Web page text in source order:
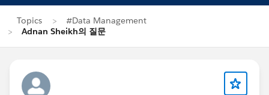
Topics
#Data Management
Adnan Sheikh의 질문